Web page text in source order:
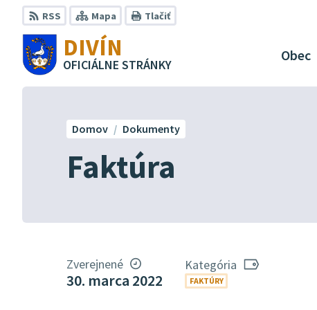
Preskočiť
na
obsah
RSS Mapa Tlačiť
DIVÍN
OFICIÁLNE STRÁNKY
Obec
Faktúra
Domov Dokumenty
Zverejnené
30. marca 2022
Kategória
FAKTÚRY